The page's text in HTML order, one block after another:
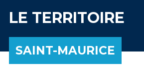
LE TERRITOIRE
SAINT-MAURICE